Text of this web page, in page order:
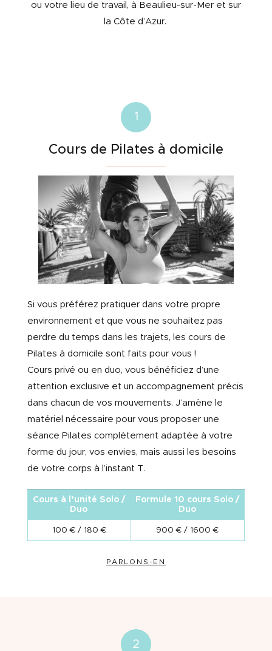
ou votre lieu de travail, à Beaulieu-sur-Mer et sur
la Côte d’Azur.
1
Cours de Pilates à domicile
Si vous préférez pratiquer dans votre propre
environnement et que vous ne souhaitez pas
perdre du temps dans les trajets, les cours de
Pilates à domicile sont faits pour vous !
Cours privé ou en duo, vous bénéficiez d’une
attention exclusive et un accompagnement précis
dans chacun de vos mouvements. J’amène le
matériel nécessaire pour vous proposer une
séance Pilates complètement adaptée à votre
forme du jour, vos envies, mais aussi les besoins
de votre corps à l’instant T.
Cours à l’unité Solo /
Duo
Formule 10 cours Solo /
Duo
100 € / 180 € 900 € / 1600 €
PARLONS-EN
2